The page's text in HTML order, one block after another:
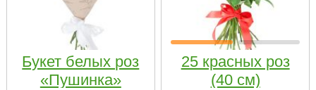
Букет белых роз
«Пушинка»
25 красных роз
(40 см)